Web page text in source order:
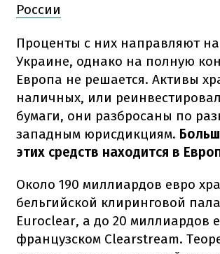
России
Проценты с них направляют
Украине, однако на полную
Европа не решается. Активы
наличных, или
бумаги, они разбросаны по
западным юрисдикциям.
этих средств находится в
Около 190 миллиардов евро
бельгийской клиринговой
Euroclear, а до 20 миллиардов
французском Clearstream.